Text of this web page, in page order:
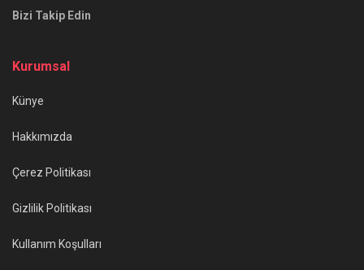
Bizi Takip Edin
Kurumsal
Künye
Hakkımızda
Çerez Politikası
Gizlilik Politikası
Kullanım Koşulları